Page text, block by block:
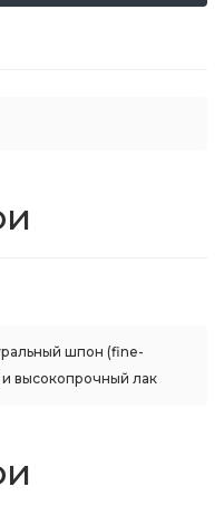
шпон (fine-
и высокопрочный лак